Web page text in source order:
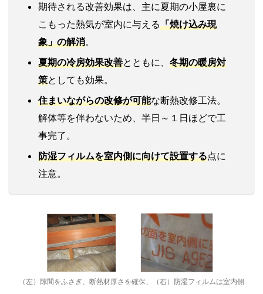
期待される改善効果は、主に夏期の小屋裏に
こもった熱気が室内に与える「焼け込み現
象」の解消。
夏期の冷房効果改善とともに、 冬期の暖房対
策としても効果。
住まいながらの改修が可能な断熱改修工法。
解体等を伴わないため、半日～１日ほどで工
事完了。
防湿フィルムを室内側に向けて設置する点に
注意。
（左）隙間をふさぎ、断熱材厚さを確保、（右）防湿フィルムは室内側